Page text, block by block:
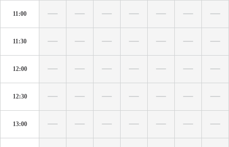
11:00
11:30
12:00
12:30
13:00